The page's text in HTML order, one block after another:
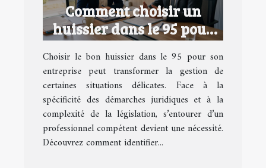
Comment choisir un
huissier dans le 95 pour
votre entreprise ?
Choisir le bon huissier dans le 95 pour son
entreprise peut transformer la gestion de
certaines situations délicates. Face à la
spécificité des démarches juridiques et à la
complexité de la législation, s’entourer d’un
professionnel compétent devient une nécessité.
Découvrez comment identifier...